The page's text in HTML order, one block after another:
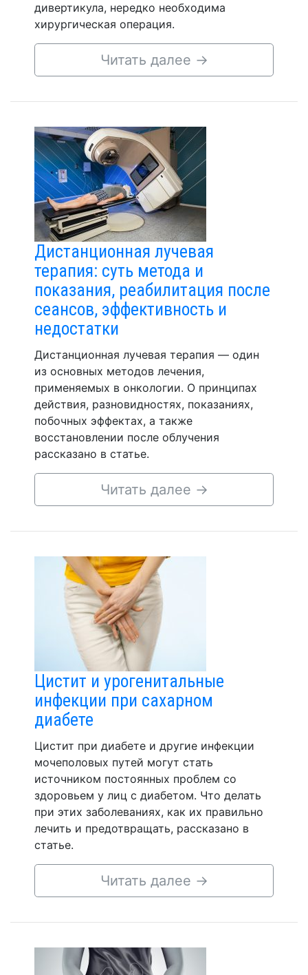
дивертикула, нередко необходима
хирургическая операция.
Читать далее →
Дистанционная лучевая
терапия: суть метода и
показания, реабилитация после
сеансов, эффективность и
недостатки
Дистанционная лучевая терапия — один
из основных методов лечения,
применяемых в онкологии. О принципах
действия, разновидностях, показаниях,
побочных эффектах, а также
восстановлении после облучения
рассказано в статье.
Читать далее →
Цистит и урогенитальные
инфекции при сахарном
диабете
Цистит при диабете и другие инфекции
мочеполовых путей могут стать
источником постоянных проблем со
здоровьем у лиц с диабетом. Что делать
при этих заболеваниях, как их правильно
лечить и предотвращать, рассказано в
статье.
Читать далее →